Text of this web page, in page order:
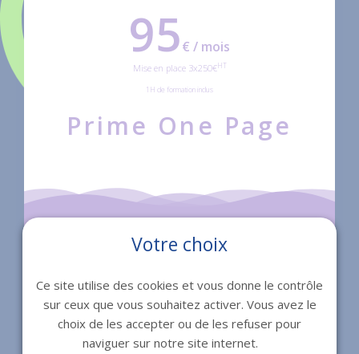
95€ / mois
Mise en place 3x250€HT
1H de formation inclus
Prime One Page
SITE WEB
Charte graphique imposée
Votre choix
Ce site utilise des cookies et vous donne le contrôle
sur ceux que vous souhaitez activer. Vous avez le
choix de les accepter ou de les refuser pour
naviguer sur notre site internet.